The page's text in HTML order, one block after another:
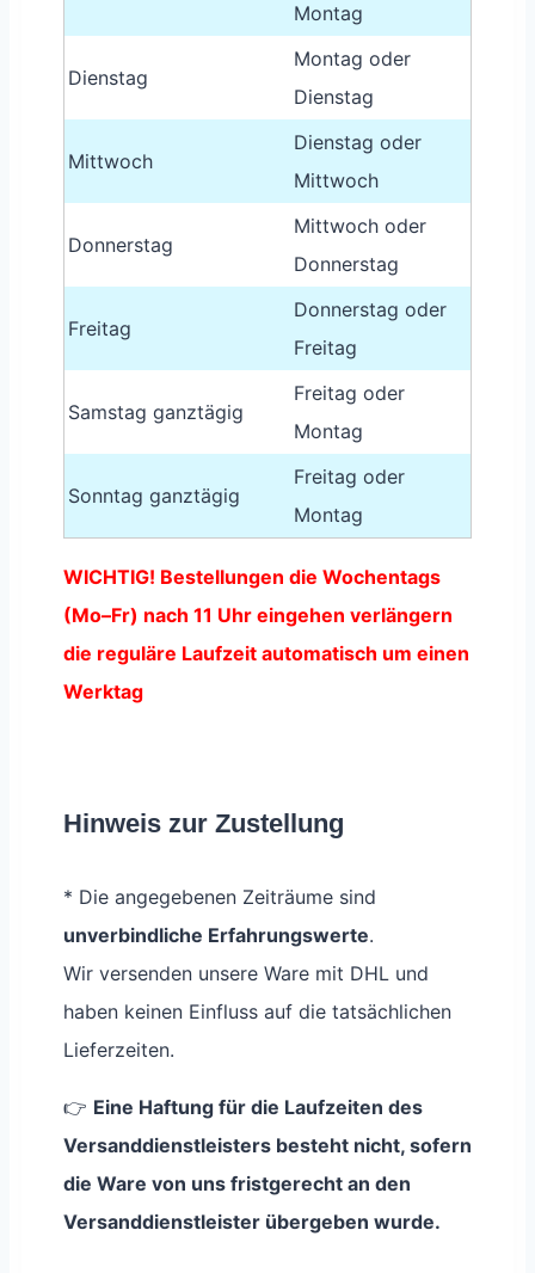
Montag
Dienstag
Montag oder
Dienstag
Mittwoch
Dienstag oder
Mittwoch
Donnerstag
Mittwoch oder
Donnerstag
Freitag
Donnerstag oder
Freitag
Samstag ganztägig
Freitag oder
Montag
Sonntag ganztägig
Freitag oder
Montag
WICHTIG! Bestellungen die Wochentags
(Mo–Fr) nach 11 Uhr eingehen verlängern
die reguläre Laufzeit automatisch um einen
Werktag
Hinweis zur Zustellung
* Die angegebenen Zeiträume sind
unverbindliche Erfahrungswerte.
Wir versenden unsere Ware mit DHL und
haben keinen Einfluss auf die tatsächlichen
Lieferzeiten.
👉 Eine Haftung für die Laufzeiten des
Versanddienstleisters besteht nicht, sofern
die Ware von uns fristgerecht an den
Versanddienstleister übergeben wurde.